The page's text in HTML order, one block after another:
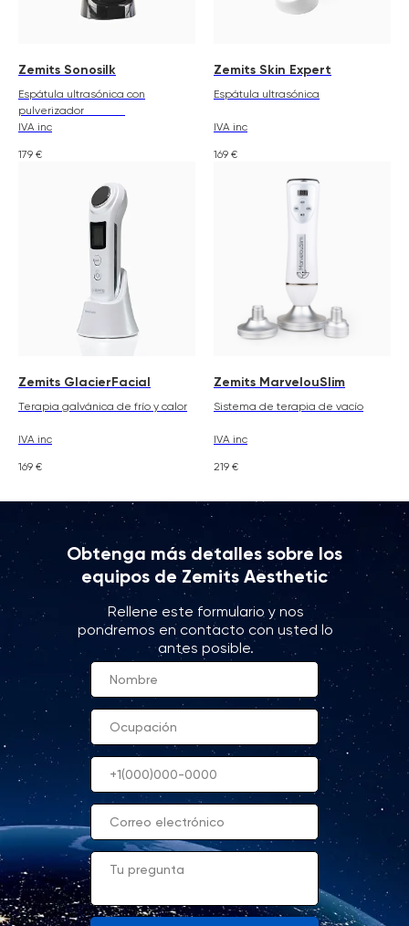
Zemits Sonosilk
Espátula ultrasónica con
pulverizador
IVA inc
179 €
Zemits Skin Expert
Espátula ultrasónica
IVA inc
169 €
Zemits GlacierFacial
Terapia galvánica de frío y calor
IVA inc
169 €
Zemits MarvelouSlim
Sistema de terapia de vacío
IVA inc
219 €
Obtenga más detalles sobre los
equipos de Zemits Aesthetic
Rellene este formulario y nos
pondremos en contacto con usted lo
antes posible.